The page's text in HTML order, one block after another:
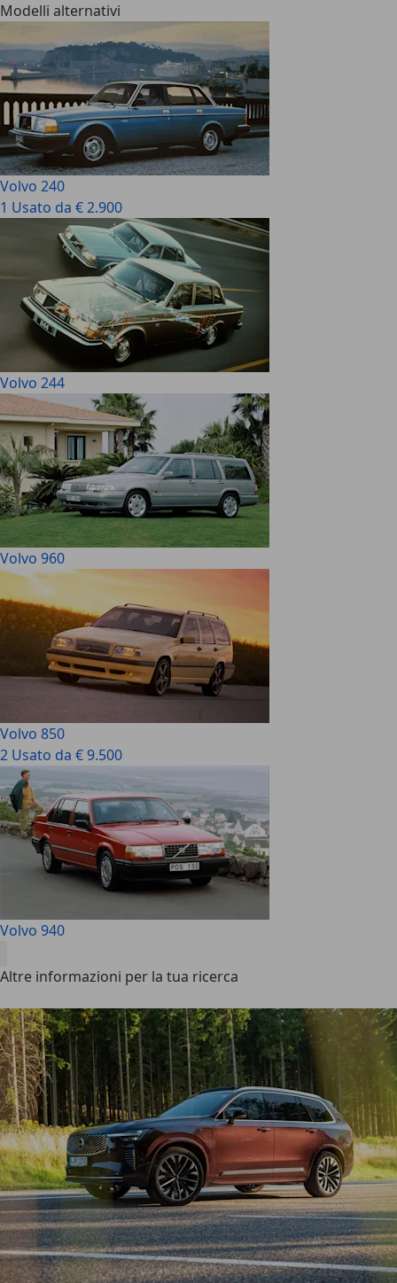
Modelli alternativi
Volvo 240
1 Usato da € 2.900
Volvo 244
Volvo 960
Volvo 850
2 Usato da € 9.500
Volvo 940
Altre informazioni per la tua ricerca